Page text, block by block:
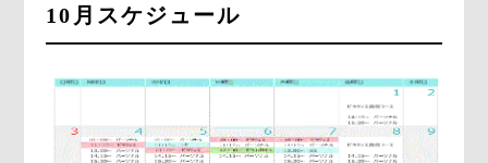
10月スケジュール